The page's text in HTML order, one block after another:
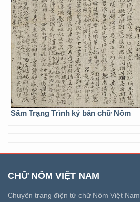
Sấm Trạng Trình ký bản chữ Nôm
CHỮ NÔM VIỆT NAM
Chuyên trang điện tử chữ Nôm Việt Nam.